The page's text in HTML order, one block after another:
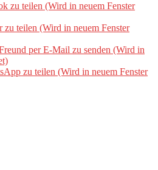
zu teilen (Wird in neuem Fenster
teilen (Wird in neuem Fenster
per E-Mail zu senden (Wird in
zu teilen (Wird in neuem Fenster